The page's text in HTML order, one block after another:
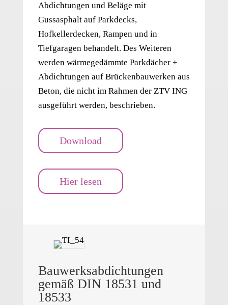
Abdichtungen und Beläge mit
Gussasphalt auf Parkdecks,
Hofkellerdecken, Rampen und in
Tiefgaragen behandelt. Des Weiteren
werden wärmegedämmte Parkdächer +
Abdichtungen auf Brückenbauwerken aus
Beton, die nicht im Rahmen der ZTV ING
ausgeführt werden, beschrieben.
Download
Hier lesen
Bauwerksabdichtungen
gemäß DIN 18531 und
18533